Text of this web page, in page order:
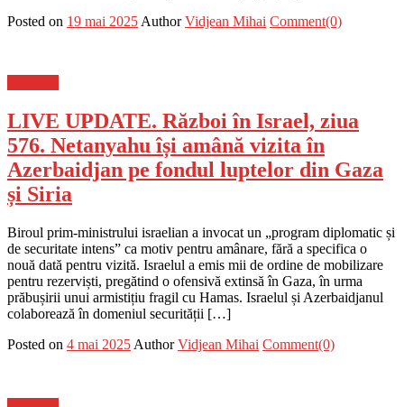
Posted on 19 mai 2025 Author Vidjean Mihai Comment(0)
LIVE UPDATE. Război în Israel, ziua
576. Netanyahu își amână vizita în
Azerbaidjan pe fondul luptelor din Gaza
și Siria
Biroul prim-ministrului israelian a invocat un „program diplomatic și
de securitate intens” ca motiv pentru amânare, fără a specifica o
nouă dată pentru vizită. Israelul a emis mii de ordine de mobilizare
pentru rezerviști, pregătind o ofensivă extinsă în Gaza, în urma
prăbușirii unui armistițiu fragil cu Hamas. Israelul și Azerbaidjanul
colaborează în domeniul securității […]
Posted on 4 mai 2025 Author Vidjean Mihai Comment(0)